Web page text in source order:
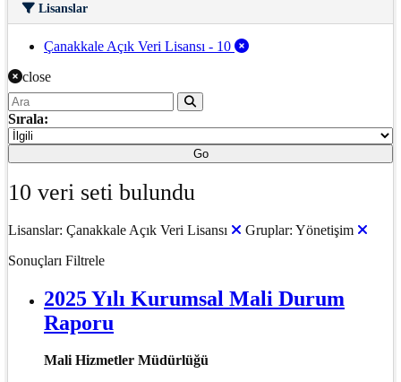
Lisanslar
Çanakkale Açık Veri Lisansı - 10
close
Sırala:
Go
10 veri seti bulundu
Lisanslar: Çanakkale Açık Veri Lisansı Gruplar: Yönetişim
Sonuçları Filtrele
2025 Yılı Kurumsal Mali Durum
Raporu
Mali Hizmetler Müdürlüğü